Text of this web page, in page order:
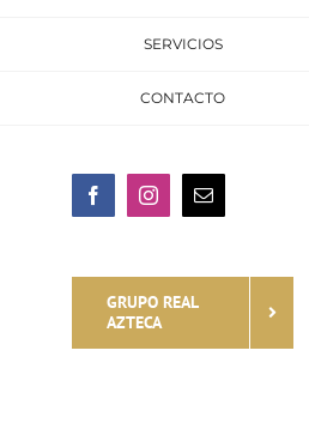
SERVICIOS
CONTACTO
FacebookInstagramEmail
GRUPO REAL
AZTECA